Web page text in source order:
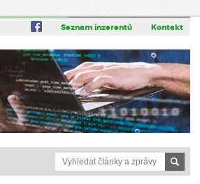
Seznam inzerentů Kontakt